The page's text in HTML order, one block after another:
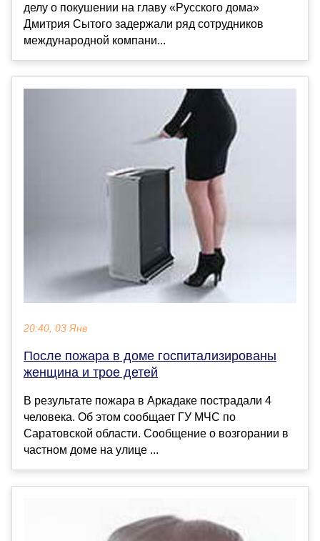
делу о покушении на главу «Русского дома»
Дмитрия Сытого задержали ряд сотрудников
международной компани...
20:40, 03 Янв
После пожара в доме госпитализированы
женщина и трое детей
В результате пожара в Аркадаке пострадали 4
человека. Об этом сообщает ГУ МЧС по
Саратовской области. Сообщение о возгорании в
частном доме на улице ...